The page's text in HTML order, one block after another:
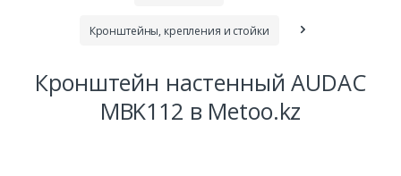
Кронштейны, крепления и стойки
Кронштейн настенный AUDAC
MBK112 в Metoo.kz